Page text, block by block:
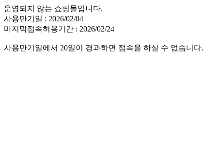
운영되지 않는 쇼핑몰입니다.
사용만기일 : 2026/02/04
마지막접속허용기간 : 2026/02/24
사용만기일에서 20일이 경과하면 접속을 하실 수 없습니다.